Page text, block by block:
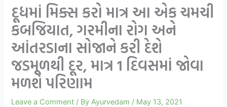
દૂધમાં મિક્સ કરો માત્ર આ એક ચમચી
કબજિયાત, ગરમીના રોગ અને
આંતરડાના સોજાને કરી દેશે
જડમૂળથી દૂર, માત્ર 1 દિવસમાં જોવા
મળશે પરિણામ
Leave a Comment / ByAyurvedam / May 13, 2021